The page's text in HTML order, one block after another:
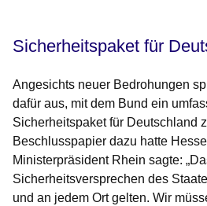
Sicherheitspaket für
Angesichts neuer Bedrohungen
dafür aus, mit dem Bund ein
Sicherheitspaket für Deutschland
Beschlusspapier dazu hatte
Ministerpräsident Rhein sagte:
Sicherheitsversprechen des
und an jedem Ort gelten. Wir